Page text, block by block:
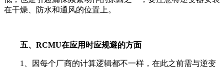
在干燥、防水和通风的位置上。
五、RCMU在应用时应规避的方面
1、因每个厂商的计算逻辑都不一样，在此之前需与逆变